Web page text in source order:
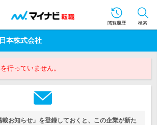
閲覧履歴 検索
本株式会社
行っていません。
載お知らせ」を登録しておくと、この企業が新た